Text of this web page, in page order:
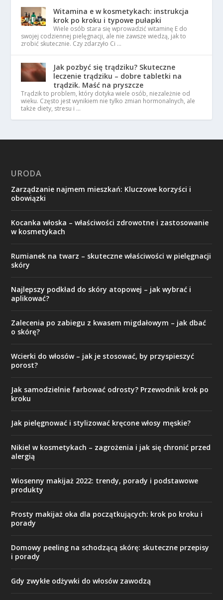
Witamina e w kosmetykach: instrukcja
krok po kroku i typowe pułapki
Wiele osób stara się wprowadzić witaminę E do
swojej codziennej pielęgnacji, ale nie zawsze wiedzą, jak to
zrobić skutecznie. Czy zdarzyło Ci …
Jak pozbyć się trądziku? Skuteczne
leczenie trądziku – dobre tabletki na
trądzik. Maść na pryszcze
Trądzik to problem, który dotyka wiele osób, niezależnie od
wieku. Często jest wynikiem nie tylko zmian hormonalnych, ale
także diety, stresu i …
URODA
Zarządzanie najmem mieszkań: Kluczowe korzyści i
obowiązki
Kocanka włoska – właściwości zdrowotne i zastosowanie
w kosmetykach
Rumianek na twarz – skuteczne właściwości w pielęgnacji
skóry
Najlepszy podkład do skóry atopowej – jak wybrać i
aplikować?
Zalecenia po zabiegu z kwasem migdałowym – jak dbać
o skórę?
Wcierki do włosów – jak je stosować, by przyspieszyć
porost?
Jak samodzielnie farbować odrosty? Przewodnik krok po
kroku
Jak pielęgnować i stylizować kręcone włosy męskie?
Nikiel w kosmetykach – zagrożenia i jak się chronić przed
alergią
Wiosenny makijaż 2022: trendy, porady i podstawowe
produkty
Prosty makijaż oka dla początkujących: krok po kroku i
porady
Domowy peeling na schodzącą skórę: skuteczne przepisy
i porady
Gdy zwykłe odżywki do włosów zawodzą